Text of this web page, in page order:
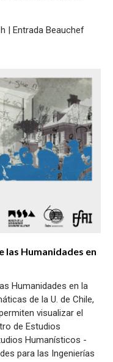
| Entrada Beauchef
las Humanidades en
Humanidades en la
de la U. de Chile,
visualizar el
de Estudios
Humanísticos -
para las Ingenierías